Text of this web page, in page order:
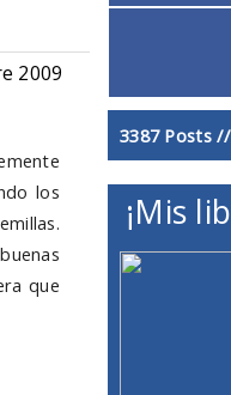
2009
los
que
3387 Posts //
¡Mis